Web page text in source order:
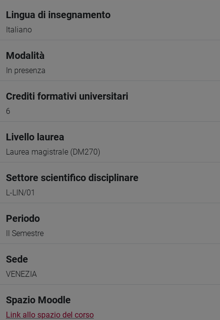
Lingua di insegnamento
Italiano
Modalità
In presenza
Crediti formativi universitari
6
Livello laurea
Laurea magistrale (DM270)
Settore scientifico disciplinare
L-LIN/01
Periodo
II Semestre
Sede
VENEZIA
Spazio Moodle
Link allo spazio del corso